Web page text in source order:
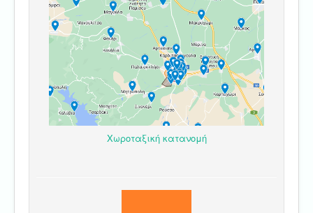
Χωροταξική κατανομή